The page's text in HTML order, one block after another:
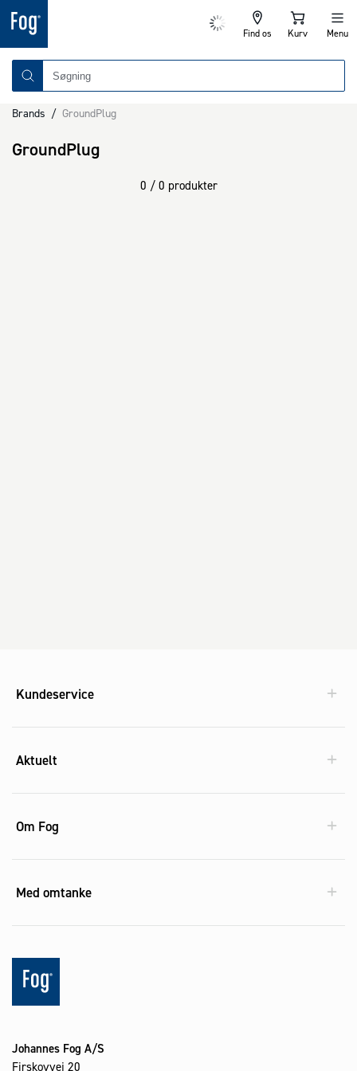
Find os Kurv Menu
Brands / GroundPlug
GroundPlug
0 / 0 produkter
Kundeservice
Aktuelt
Om Fog
Med omtanke
Johannes Fog A/S
Firskovvej 20